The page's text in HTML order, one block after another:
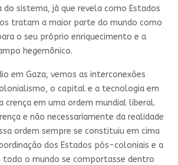
sistema, já que revela como Estados
tratam a maior parte do mundo como
o seu próprio enriquecimento e a
hegemônico.
em Gaza, vemos as interconexões
o capital e a tecnologia em
crença em uma ordem mundial liberal.
e não necessariamente da realidade
ordem sempre se constituiu em cima
dos Estados pós-coloniais e a
todo o mundo se comportasse dentro